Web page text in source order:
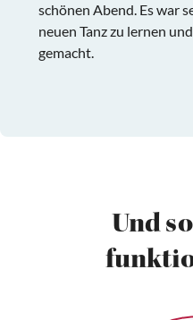
schönen Abend. Es war
neuen Tanz zu lernen
gemacht.
Und